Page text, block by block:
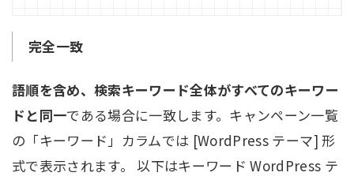
完全一致
語順を含め、検索キーワード全体がすべてのキーワー
ドと同一である場合に一致します。キャンペーン一覧
の「キーワード」カラムでは [WordPress テーマ] 形
式で表示されます。 以下はキーワード WordPress テ